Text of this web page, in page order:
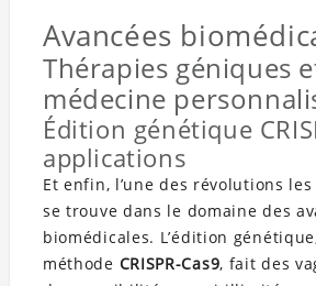
Avancées
Thérapies géniques
médecine
Édition génétique
applications
Et enfin, l’une des révolutions
se trouve dans le domaine des
biomédicales. L’édition
méthode CRISPR-Cas9, fait des